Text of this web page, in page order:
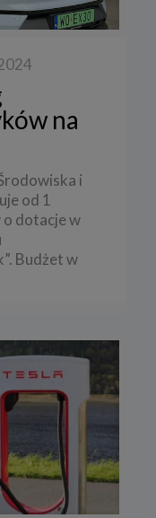
na
i
od 1
o dotacje w
Budżet w